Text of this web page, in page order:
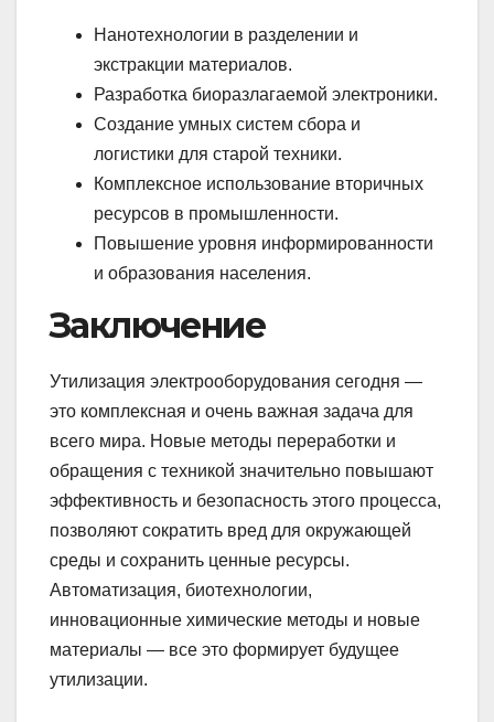
Нанотехнологии в разделении и
экстракции материалов.
Разработка биоразлагаемой электроники.
Создание умных систем сбора и
логистики для старой техники.
Комплексное использование вторичных
ресурсов в промышленности.
Повышение уровня информированности
и образования населения.
Заключение
Утилизация электрооборудования сегодня —
это комплексная и очень важная задача для
всего мира. Новые методы переработки и
обращения с техникой значительно повышают
эффективность и безопасность этого процесса,
позволяют сократить вред для окружающей
среды и сохранить ценные ресурсы.
Автоматизация, биотехнологии,
инновационные химические методы и новые
материалы — все это формирует будущее
утилизации.